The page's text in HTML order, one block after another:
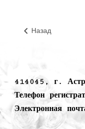
Назад
414045, г.
Телефон
Электронная